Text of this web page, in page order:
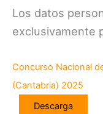
Los datos
exclusivamente
Concurso Nacional
(Cantabria) 2025
Descarga